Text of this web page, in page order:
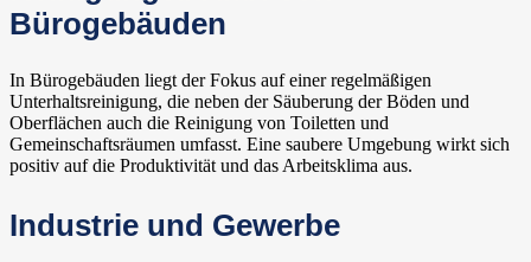
Bürogebäuden
In Bürogebäuden liegt der Fokus auf einer regelmäßigen
Unterhaltsreinigung, die neben der Säuberung der Böden und
Oberflächen auch die Reinigung von Toiletten und
Gemeinschaftsräumen umfasst. Eine saubere Umgebung wirkt sich
positiv auf die Produktivität und das Arbeitsklima aus.
Industrie und Gewerbe